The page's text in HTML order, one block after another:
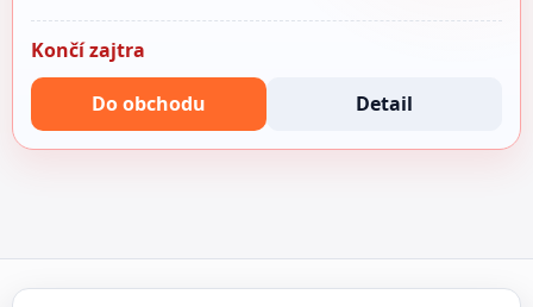
Končí zajtra
Do obchodu Detail